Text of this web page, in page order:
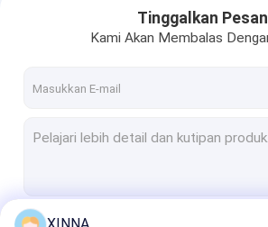
Membrane Disc Filter
Membran PES
Membran Nilon
Tinggalkan Pesan
Kami Akan Membalas